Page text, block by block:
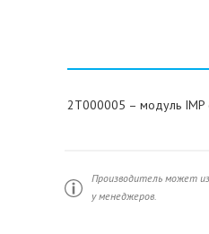
2T000005 – модуль IMP
Производитель может
у менеджеров.